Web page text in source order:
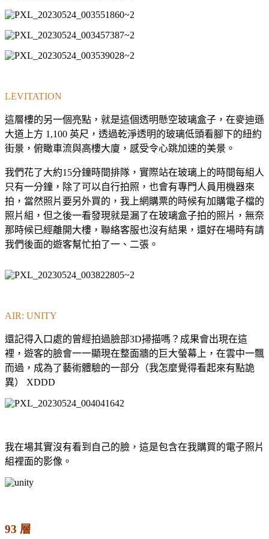
LEVITATION
這層樓的另一個亮點，就是這個透明懸空玻璃盒子，在麥迪遜
大道上方 1,100 英尺，透過乾淨透明的玻璃低頭看腳下的紐約
街景，俯瞰車流與高樓大廈，感受令心跳加速的美景。
我們花了大約15分鐘時間排隊，實際站在玻璃上的時間每組人
只有一分鐘，除了可以自行拍照，也會有專門人員用機器來
拍，當然照片要另外買的，我上網購票的時候有加購電子檔的
照片組，但之後一看發現就是漏了在玻璃盒子拍的照片，無奈
那時候已經離開大樓，聯絡客服也沒有結果，還好在場時有請
我們後面的遊客幫忙拍了一、二張。
AIR: UNITY
還記得入口處的曾經拍過臉部3D掃描嗎？成果會出現在這
裡，遊客的臉會一一顯現在整面牆的巨大螢幕上，在雲中一飄
而過，成為了藝術體驗的一部分（我怎麼覺得看起來有點詭
異） XDDD
我在場其實沒有看到自己的臉，這是包含在我購買的電子照片
組裡面的影像。
93 層